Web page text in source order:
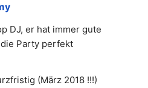
DJ, er hat immer gute
Party perfekt
(März 2018 !!!)